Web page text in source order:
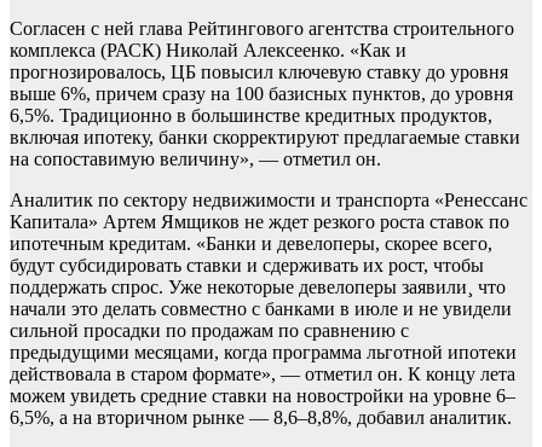
Согласен с ней глава Рейтингового агентства строительного
комплекса (РАСК) Николай Алексеенко. «Как и
прогнозировалось, ЦБ повысил ключевую ставку до уровня
выше 6%, причем сразу на 100 базисных пунктов, до уровня
6,5%. Традиционно в большинстве кредитных продуктов,
включая ипотеку, банки скорректируют предлагаемые ставки
на сопоставимую величину», — отметил он.
Аналитик по сектору недвижимости и транспорта «Ренессанс
Капитала» Артем Ямщиков не ждет резкого роста ставок по
ипотечным кредитам. «Банки и девелоперы, скорее всего,
будут субсидировать ставки и сдерживать их рост, чтобы
поддержать спрос. Уже некоторые девелоперы заявили¸ что
начали это делать совместно с банками в июле и не увидели
сильной просадки по продажам по сравнению с
предыдущими месяцами, когда программа льготной ипотеки
действовала в старом формате», — отметил он. К концу лета
можем увидеть средние ставки на новостройки на уровне 6–
6,5%, а на вторичном рынке — 8,6–8,8%, добавил аналитик.